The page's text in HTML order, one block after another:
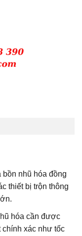
bồn nhũ hóa đồng
thiết bị trộn thông
hóa cần được
xác như tốc